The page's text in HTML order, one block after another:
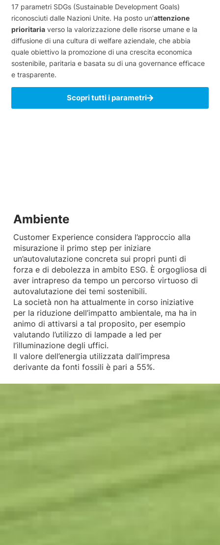
17 parametri SDGs (Sustainable Development Goals)
riconosciuti dalle Nazioni Unite. Ha posto un’attenzione
prioritaria verso la valorizzazione delle risorse umane e la
diffusione di una cultura di welfare aziendale, che abbia
quale obiettivo la promozione di una crescita economica
sostenibile, paritaria e basata su di una governance efficace
e trasparente.
Scopri tutti i parametri
Ambiente
Customer Experience considera l’approccio alla
misurazione il primo step per iniziare
un’autovalutazione concreta sui propri punti di
forza e di debolezza in ambito ESG. È orgogliosa di
aver intrapreso da tempo un percorso virtuoso di
autovalutazione dei temi sostenibili.
La società non ha attualmente in corso iniziative
per la riduzione dell’impatto ambientale, ma ha in
animo di attivarsi a tal proposito, per esempio
valutando l’utilizzo di lampade a led per
l’illuminazione degli uffici.
Il valore dell’energia utilizzata dall’impresa
derivante da fonti fossili è pari a 55%.